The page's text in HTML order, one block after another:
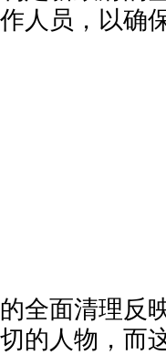
作人员，以确
的全面清理反
切的人物，而